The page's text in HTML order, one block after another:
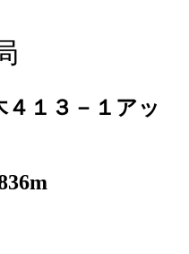
１３－１アッ